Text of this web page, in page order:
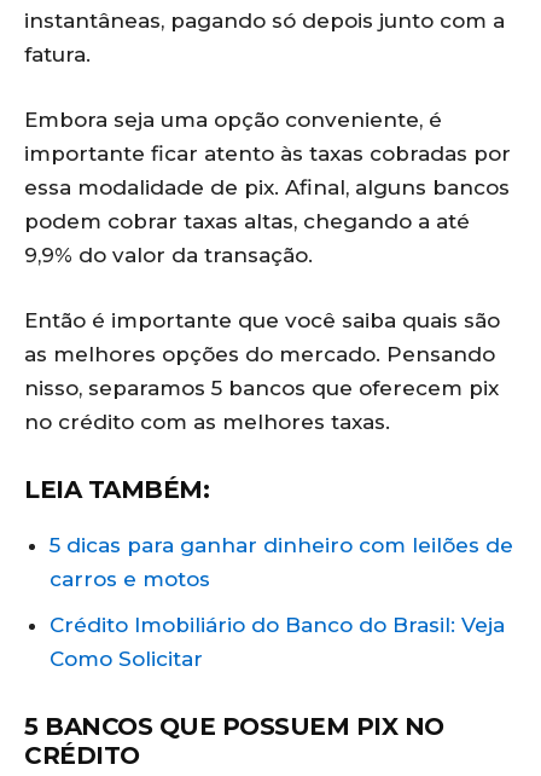
instantâneas, pagando só depois junto com a
fatura.
Embora seja uma opção conveniente, é
importante ficar atento às taxas cobradas por
essa modalidade de pix. Afinal, alguns bancos
podem cobrar taxas altas, chegando a até
9,9% do valor da transação.
Então é importante que você saiba quais são
as melhores opções do mercado. Pensando
nisso, separamos 5 bancos que oferecem pix
no crédito com as melhores taxas.
LEIA TAMBÉM:
5 dicas para ganhar dinheiro com leilões de
carros e motos
Crédito Imobiliário do Banco do Brasil: Veja
Como Solicitar
5 BANCOS QUE POSSUEM PIX NO
CRÉDITO